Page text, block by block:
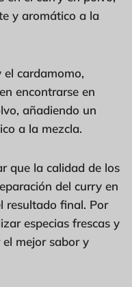
y aromático a la
el cardamomo,
encontrarse en
añadiendo un
a la mezcla.
que la calidad de los
del curry en
resultado final. Por
especias frescas y
mejor sabor y